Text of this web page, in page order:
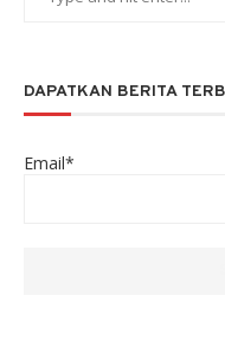
DAPATKAN BERITA
Email*